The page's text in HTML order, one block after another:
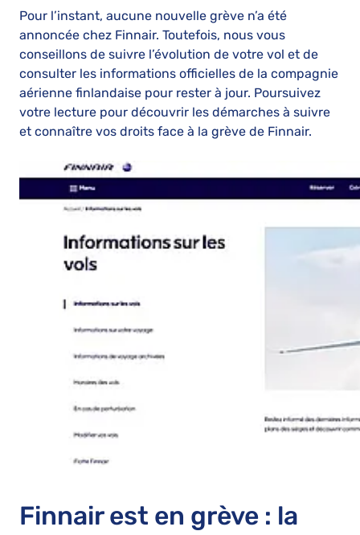
Pour l’instant, aucune nouvelle grève n’a été
annoncée chez Finnair. Toutefois, nous vous
conseillons de suivre l’évolution de votre vol et de
consulter les informations officielles de la compagnie
aérienne finlandaise pour rester à jour. Poursuivez
votre lecture pour découvrir les démarches à suivre
et connaître vos droits face à la grève de Finnair.
Finnair est en grève : la